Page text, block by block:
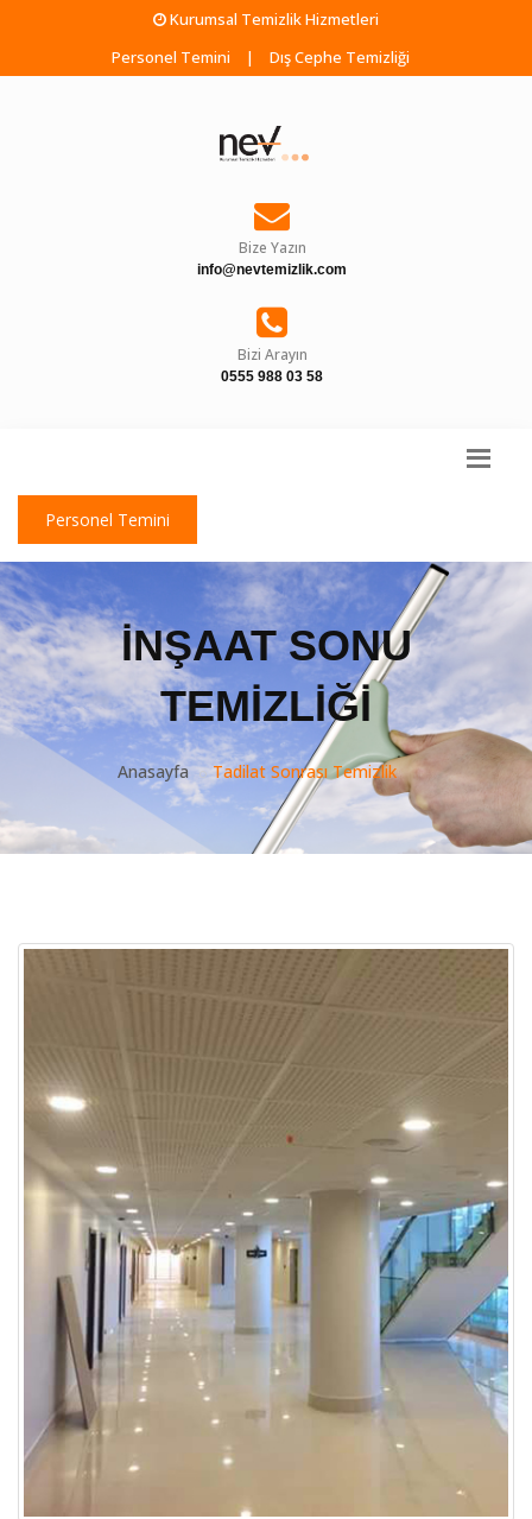
Kurumsal Temizlik Hizmetleri
Personel Temini
| Dış Cephe Temizliği
Bize Yazın
info@nevtemizlik.com
Bizi Arayın
0555 988 03 58
Personel Temini
İNŞAAT SONU
TEMIZLIĞI
Anasayfa Tadilat Sonrası Temizlik